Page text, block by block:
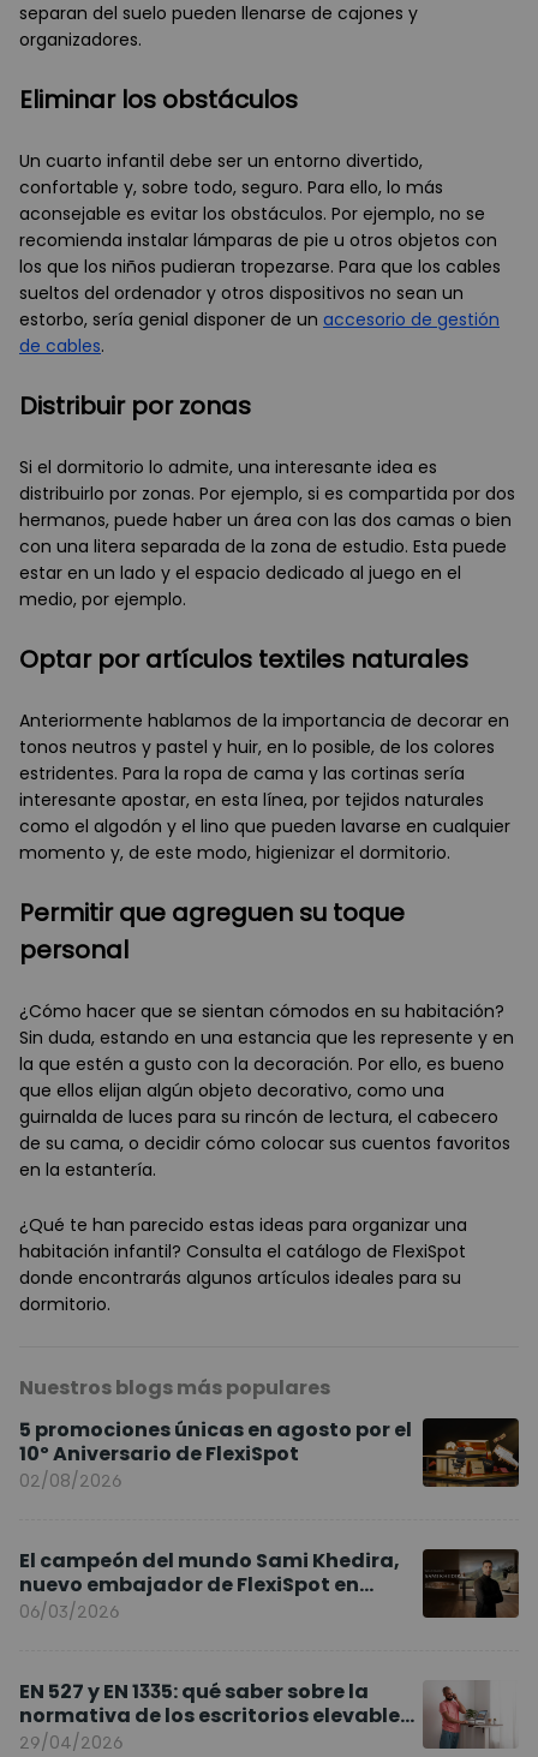
separan del suelo pueden llenarse de cajones y
organizadores.
Eliminar los obstáculos
Un cuarto infantil debe ser un entorno divertido,
confortable y, sobre todo, seguro. Para ello, lo más
aconsejable es evitar los obstáculos. Por ejemplo, no se
recomienda instalar lámparas de pie u otros objetos con
los que los niños pudieran tropezarse. Para que los cables
sueltos del ordenador y otros dispositivos no sean un
estorbo, sería genial disponer de un accesorio de gestión
de cables.
Distribuir por zonas
Si el dormitorio lo admite, una interesante idea es
distribuirlo por zonas. Por ejemplo, si es compartida por dos
hermanos, puede haber un área con las dos camas o bien
con una litera separada de la zona de estudio. Esta puede
estar en un lado y el espacio dedicado al juego en el
medio, por ejemplo.
Optar por artículos textiles naturales
Anteriormente hablamos de la importancia de decorar en
tonos neutros y pastel y huir, en lo posible, de los colores
estridentes. Para la ropa de cama y las cortinas sería
interesante apostar, en esta línea, por tejidos naturales
como el algodón y el lino que pueden lavarse en cualquier
momento y, de este modo, higienizar el dormitorio.
Permitir que agreguen su toque
personal
¿Cómo hacer que se sientan cómodos en su habitación?
Sin duda, estando en una estancia que les represente y en
la que estén a gusto con la decoración. Por ello, es bueno
que ellos elijan algún objeto decorativo, como una
guirnalda de luces para su rincón de lectura, el cabecero
de su cama, o decidir cómo colocar sus cuentos favoritos
en la estantería.
¿Qué te han parecido estas ideas para organizar una
habitación infantil? Consulta el catálogo de FlexiSpot
donde encontrarás algunos artículos ideales para su
dormitorio.
Nuestros blogs más populares
5 promociones únicas en agosto por el
10º Aniversario de FlexiSpot
02/08/2026
El campeón del mundo Sami Khedira,
nuevo embajador de FlexiSpot en
Europa
06/03/2026
EN 527 y EN 1335: qué saber sobre la
normativa de los escritorios elevables
y sillas ergonómicas
29/04/2026